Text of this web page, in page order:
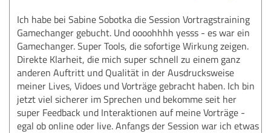
Ich habe bei Sabine Sobotka die Session Vortragstraining
Gamechanger gebucht. Und oooohhhh yesss - es war ein
Gamechanger. Super Tools, die sofortige Wirkung zeigen.
Direkte Klarheit, die mich super schnell zu einem ganz
anderen Auftritt und Qualität in der Ausdrucksweise
meiner Lives, Vidoes und Vorträge gebracht haben. Ich bin
jetzt viel sicherer im Sprechen und bekomme seit her
super Feedback und Interaktionen auf meine Vorträge -
egal ob online oder live. Anfangs der Session war ich etwas